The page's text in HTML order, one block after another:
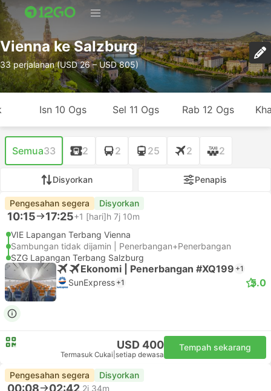
Vienna ke Salzburg
33 perjalanan (USD 26 – USD 805)
Isn 10 Ogs Sel 11 Ogs Rab 12 Ogs
Semua33 2 2 25 2 2
Disyorkan Penapis
Pengesahan segera Disyorkan
10:15 17:25+1 [hari]h 7j 10m
VIE Lapangan Terbang Vienna
Sambungan tidak dijamin | Penerbangan+Penerbangan
SZG Lapangan Terbang Salzburg
Ekonomi | Penerbangan #XQ199 +1
SunExpress +1 5.0
USD 400
Termasuk Cukai setiap dewasa
Tempah sekarang
Pengesahan segera Disyorkan
00:08 02:42 2j 34m